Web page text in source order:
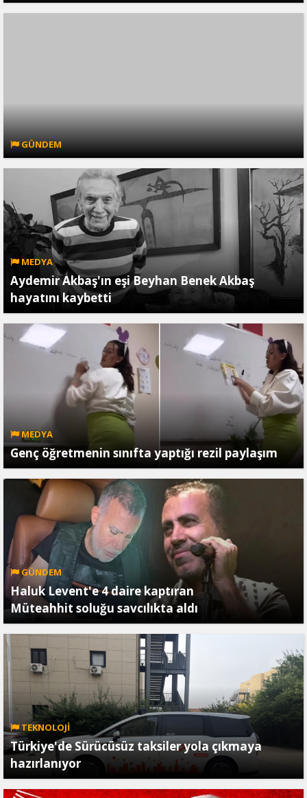
GÜNDEM
MEDYA
Aydemir Akbaş'ın eşi Beyhan Benek Akbaş
hayatını kaybetti
MEDYA
Genç öğretmenin sınıfta yaptığı rezil paylaşım
GÜNDEM
Haluk Levent'e 4 daire kaptıran
Müteahhit soluğu savcılıkta aldı
TEKNOLOJİ
Türkiye'de Sürücüsüz taksiler yola çıkmaya
hazırlanıyor